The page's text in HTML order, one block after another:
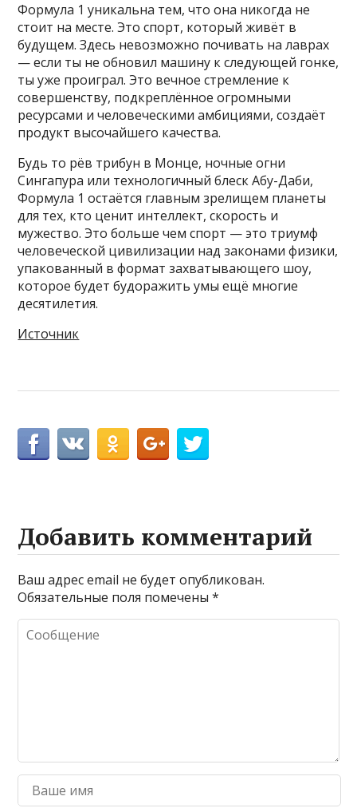
Формула 1 уникальна тем, что она никогда не
стоит на месте. Это спорт, который живёт в
будущем. Здесь невозможно почивать на лаврах
— если ты не обновил машину к следующей гонке,
ты уже проиграл. Это вечное стремление к
совершенству, подкреплённое огромными
ресурсами и человеческими амбициями, создаёт
продукт высочайшего качества.
Будь то рёв трибун в Монце, ночные огни
Сингапура или технологичный блеск Абу-Даби,
Формула 1 остаётся главным зрелищем планеты
для тех, кто ценит интеллект, скорость и
мужество. Это больше чем спорт — это триумф
человеческой цивилизации над законами физики,
упакованный в формат захватывающего шоу,
которое будет будоражить умы ещё многие
десятилетия.
Источник
Добавить комментарий
Ваш адрес email не будет опубликован.
Обязательные поля помечены*